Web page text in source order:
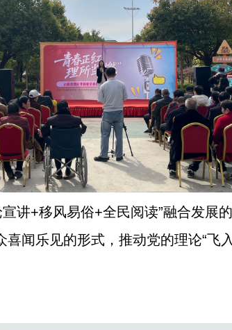
讲+移风易俗+全民阅读”融合发展
喜闻乐见的形式，推动党的理论“飞